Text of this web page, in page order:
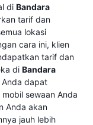
di Bandara
tarif dan
lokasi
cara ini, klien
tarif dan
di Bandara
Anda dapat
sewaan Anda
Anda akan
jauh lebih